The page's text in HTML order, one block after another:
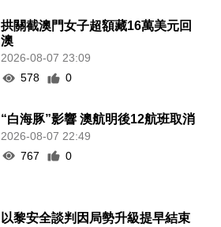
拱關截澳門女子超額藏16萬美元回
澳
2026-08-07 23:09
578
0
“白海豚”影響 澳航明後12航班取消
2026-08-07 22:49
767
0
以黎安全談判因局勢升級提早結束